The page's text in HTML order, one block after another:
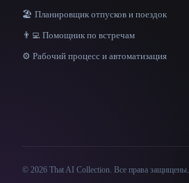
🏖 Планировщик отпусков и поездок
👨‍💻 Помощник по встречам
⚙️ Рабочий процесс и автоматизация
© 2026 That AI Collection. Все права защищены.